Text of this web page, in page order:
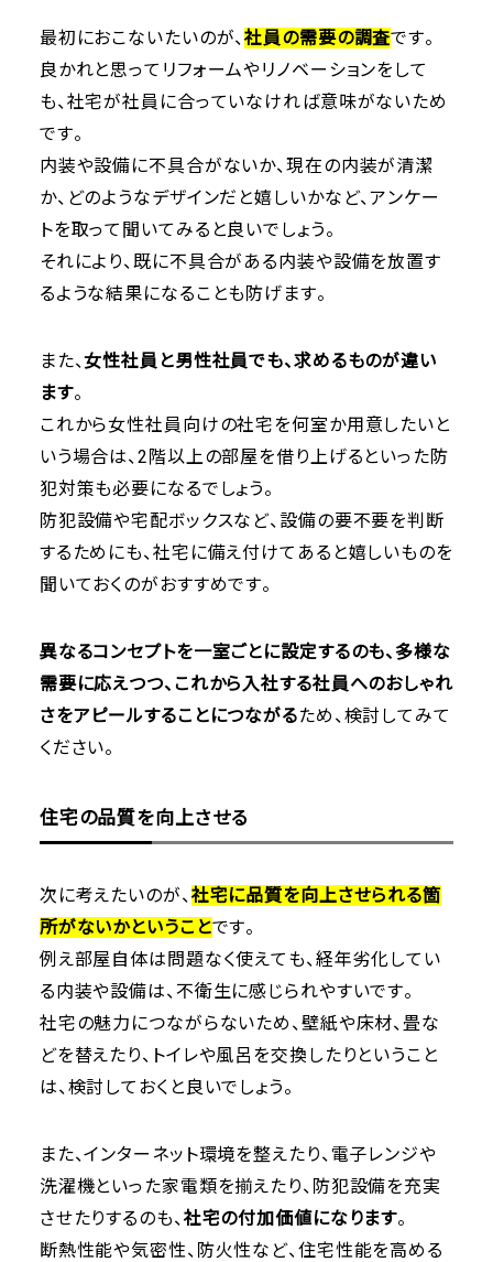
最初におこないたいのが、社員の需要の調査です。
良かれと思ってリフォームやリノベーションをして
も、社宅が社員に合っていなければ意味がないため
です。
内装や設備に不具合がないか、現在の内装が清潔
か、どのようなデザインだと嬉しいかなど、アンケー
トを取って聞いてみると良いでしょう。
それにより、既に不具合がある内装や設備を放置す
るような結果になることも防げます。
また、女性社員と男性社員でも、求めるものが違い
ます。
これから女性社員向けの社宅を何室か用意したいと
いう場合は、2階以上の部屋を借り上げるといった防
犯対策も必要になるでしょう。
防犯設備や宅配ボックスなど、設備の要不要を判断
するためにも、社宅に備え付けてあると嬉しいものを
聞いておくのがおすすめです。
異なるコンセプトを一室ごとに設定するのも、多様な
需要に応えつつ、これから入社する社員へのおしゃれ
さをアピールすることにつながるため、検討してみて
ください。
住宅の品質を向上させる
次に考えたいのが、 社宅に品質を向上させられる箇
所がないかということです。
例え部屋自体は問題なく使えても、経年劣化してい
る内装や設備は、不衛生に感じられやすいです。
社宅の魅力につながらないため、壁紙や床材、畳な
どを替えたり、トイレや風呂を交換したりということ
は、検討しておくと良いでしょう。
また、インターネット環境を整えたり、電子レンジや
洗濯機といった家電類を揃えたり、防犯設備を充実
させたりするのも、 社宅の付加価値になります。
断熱性能や気密性、防火性など、住宅性能を高める